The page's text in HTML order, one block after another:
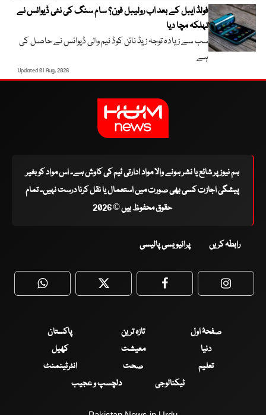
فولڈ ایبل کے بعد اب رولیبل فون؟ سام سنگ کی نئی ڈیوائس نے
تہلکہ مچا دیا
سب سے زیادہ توجہ زیڈ نائن کوڈ نیم والی ڈیوائس نے حاصل کی
ہے
Updated 01 Aug, 2026
ہم نیوز پر شائع یا نشر ہونے والا مواد ادارتی ٹیم کی کاوش ہے۔ اس مواد کو بغیر
پیشگی اجازت کسی بھی صورت میں استعمال یا نقل کرنا درست نہیں۔ تمام
حقوق محفوظ ہیں © 2026
رابطہ کریں پرائیویسی پالیسی
WhatsApp Twitter Facebook
صفحۂ اول تازہ ترین
پاکستان
دنیا
معیشت
کھیل
تعلیم
صحت
انٹرٹینمنٹ
ٹیکنالوجی
دلچسپ و عجیب